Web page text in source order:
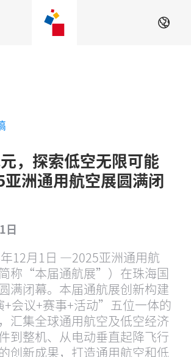
ZH
，探索低空无限可能
洲通用航空展圆满闭
日
12月1日 —2025亚洲通用航
称“本届通航展”）在珠海国
满闭幕。本届通航展创新构建
+会议+赛事+活动”五位一体的
汇集全球通用航空及低空经济
到整机、从电动垂直起降飞行
创新成果，打造通用航空和低